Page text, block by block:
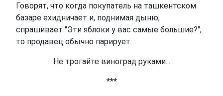
Говорят, что когда покупатель на ташкентском
базаре ехидничает и, поднимая дыню,
спрашивает "Эти яблоки у вас самые большие?",
то продавец обычно парирует:
Не трогайте виноград руками...
***